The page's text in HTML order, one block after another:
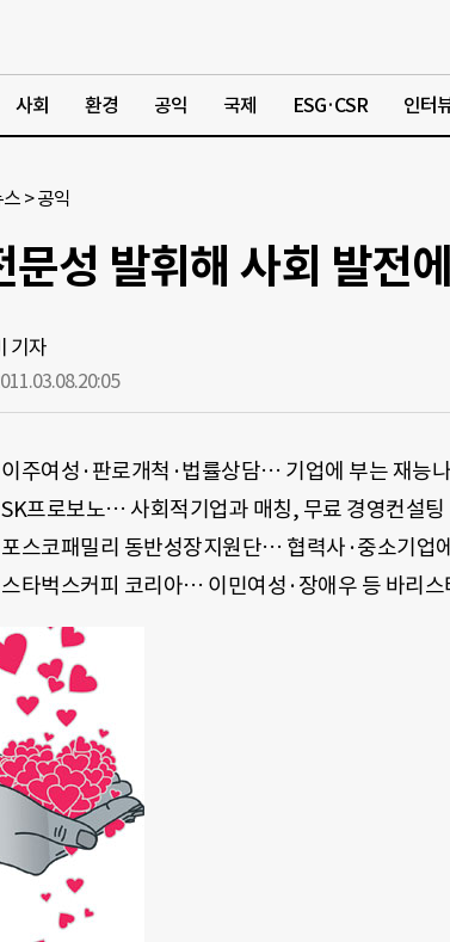
사회 환경 공익 국제 ESG·CSR 인터
>공익
문성 발휘해 사회 발전
기자
20:05
이주여성·판로개척·법률상담… 기업에 부는 재능
SK프로보노… 사회적기업과 매칭, 무료 경영컨설팅
포스코패밀리 동반성장지원단… 협력사·중소기업
스타벅스커피 코리아… 이민여성·장애우 등 바리스